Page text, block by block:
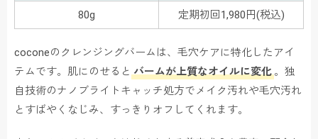
80g 定期初回1,980円(税込)
coconeのクレンジングバームは、毛穴ケアに特化したアイ
テムです。肌にのせると バームが上質なオイルに変化 。独
自技術のナノブライトキャッチ処方でメイク汚れや毛穴汚れ
とすばやくなじみ、すっきりオフしてくれます。